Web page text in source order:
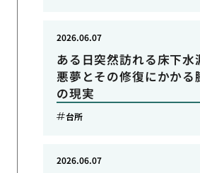
ある日突然訪れる床下水
悪夢とその修復にかかる
の現実
2026.06.07
台所
2026.06.07